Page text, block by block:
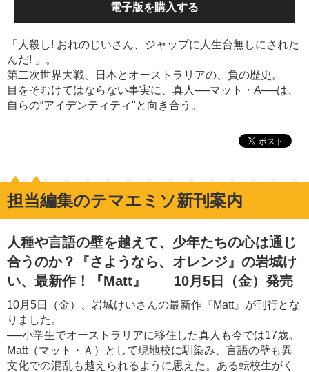
電子版を購入する
「人殺し! おれのじいさん、ジャップに人生台無しにされた
んだ! 」。
第二次世界大戦、日本とオーストラリアの、負の歴史。
目をそむけてはならない事実に、真人──マット・A──は、
自らの“アイデンティティ"と向き合う。
担当編集のテマエミソ新刊案内
人種や言語の壁を越えて、少年たちの心は通じ
合うのか？『さようなら、オレンジ』の岩城け
い、最新作！『Matt』 10月5日（金）発売
10月5日（金）、岩城けいさんの最新作『Matt』が刊行とな
りました。
──小学生でオーストラリアに移住した真人も今では17歳。
Matt（マット・Ａ）として現地校に馴染み、言語の壁も異
文化での混乱も越えられるように思えた。ある転校生がく